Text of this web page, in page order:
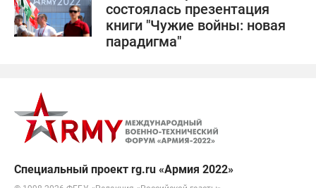
состоялась презентация
книги "Чужие войны: новая
парадигма"
Специальный проект rg.ru «Армия 2022»